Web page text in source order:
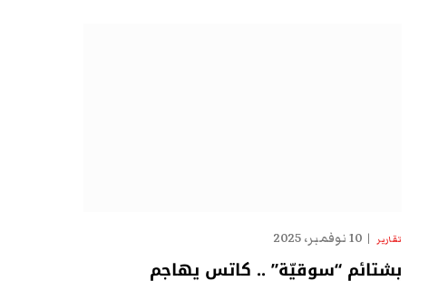
تقارير 10 نوفمبر، 2025
بشتائم “سوقيّة” .. كاتس يهاجم